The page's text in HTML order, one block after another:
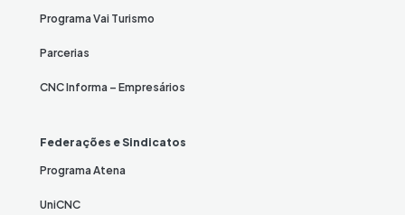
Programa Vai Turismo
Parcerias
CNC Informa – Empresários
Federações e Sindicatos
Programa Atena
UniCNC